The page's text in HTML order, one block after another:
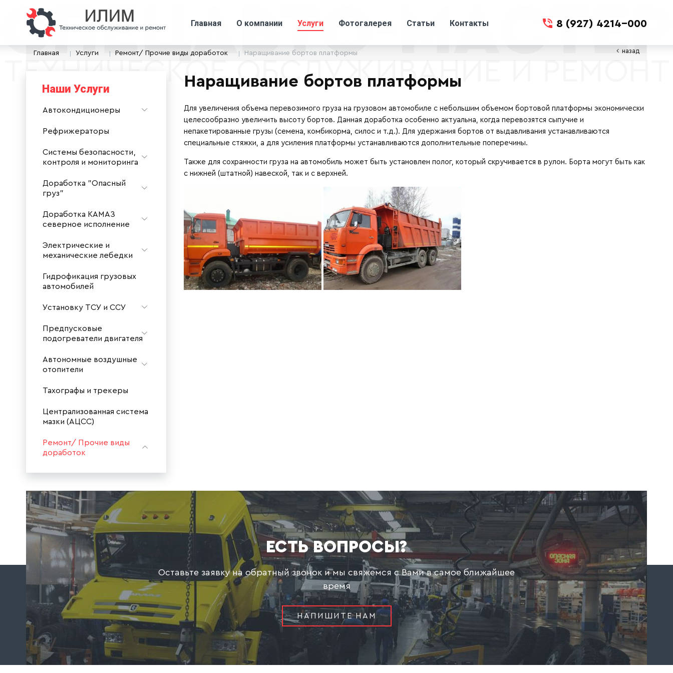
Главная О компании Услуги Фотогалерея Статьи Контакты 8 (927) 4214-000
Главная Услуги Ремонт/ Прочие виды доработок Наращивание бортов платформы назад
Наши Услуги
Автокондиционеры
Рефрижераторы
Системы безопасности,
контроля и мониторинга
Доработка "Опасный
груз"
Доработка КАМАЗ
северное исполнение
Электрические и
механические лебедки
Гидрофикация грузовых
автомобилей
Установку ТСУ и ССУ
Предпусковые
подогреватели двигателя
Автономные воздушные
отопители
Тахографы и трекеры
Централизованная система
мазки (АЦСС)
Ремонт/ Прочие виды
доработок
Наращивание бортов платформы
Для увеличения объема перевозимого груза на грузовом автомобиле с небольшим объемом бортовой платформы экономически
целесообразно увеличить высоту бортов. Данная доработка особенно актуальна, когда перевозятся сыпучие и
непакетированные грузы (семена, комбикорма, силос и т.д.). Для удержания бортов от выдавливания устанавливаются
специальные стяжки, а для усиления платформы устанавливаются дополнительные поперечины.
Также для сохранности груза на автомобиль может быть установлен полог, который скручивается в рулон. Борта могут быть как
с нижней (штатной) навеской, так и с верхней.
ЕСТЬ ВОПРОСЫ?
Оставьте заявку на обратный звонок и мы свяжемся с Вами в самое ближайшее
время
НАПИШИТЕ НАМ